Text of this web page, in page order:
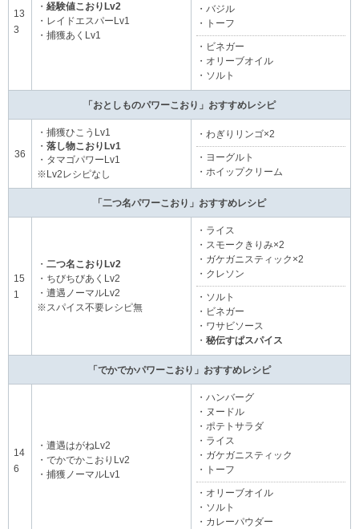
13
3
・ 経験値こおりLv2
・レイドエスパーLv1
・捕獲あくLv1
・バジル
・トーフ
・ビネガー
・オリーブオイル
・ソルト
「おとしものパワーこおり」おすすめレシピ
36
・捕獲ひこうLv1
・ 落し物こおりLv1
・タマゴパワーLv1
※Lv2レシピなし
・わぎりリンゴ×2
・ヨーグルト
・ホイップクリーム
「二つ名パワーこおり」おすすめレシピ
15
1
・ 二つ名こおりLv2
・ちびちびあくLv2
・遭遇ノーマルLv2
※スパイス不要レシピ無
・ライス
・スモークきりみ×2
・ガケガニスティック×2
・クレソン
・ソルト
・ビネガー
・ワサビソース
・ 秘伝すぱスパイス
「でかでかパワーこおり」おすすめレシピ
14
6
・遭遇はがねLv2
・でかでかこおりLv2
・捕獲ノーマルLv1
・ハンバーグ
・ヌードル
・ポテトサラダ
・ライス
・ガケガニスティック
・トーフ
・オリーブオイル
・ソルト
・カレーパウダー